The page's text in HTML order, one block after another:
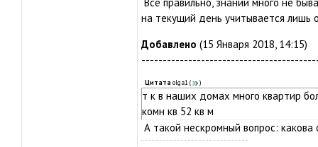
на текущий день учитывается лишь
Добавлено (15 Января 2018, 14:15)
Цитата olga1( )
т к в наших домах много квартир
комн кв 52 кв м
А такой нескромный вопрос: